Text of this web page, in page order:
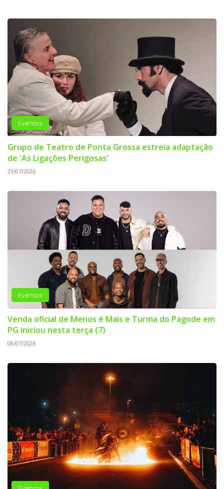
Eventos
Grupo de Teatro de Ponta Grossa estreia adaptação
de 'As Ligações Perigosas'
23/07/2026
Eventos
Venda oficial de Menos é Mais e Turma do Pagode em
PG iniciou nesta terça (7)
08/07/2026